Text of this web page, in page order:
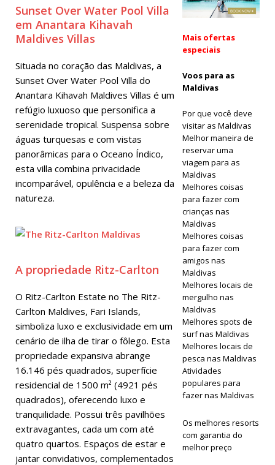
novembro
2026: Sol,
Economia e
Inesquecívei
s
OFERTAS
de 2025 ]
Maldives
apresenta
Villas Deluxe
com Piscina
Oceânica
renovadas
HOTÉIS E
Sunset Over Water Pool Villa
em Anantara Kihavah
Maldives Villas
Situada no coração das Maldivas, a
Sunset Over Water Pool Villa do
Anantara Kihavah Maldives Villas é um
refúgio luxuoso que personifica a
serenidade tropical. Suspensa sobre
águas turquesas e com vistas
panorâmicas para o Oceano Índico,
esta villa combina privacidade
incomparável, opulência e a beleza da
natureza.
A propriedade Ritz-Carlton
O Ritz-Carlton Estate no The Ritz-
Carlton Maldives, Fari Islands,
simboliza luxo e exclusividade em um
cenário de ilha de tirar o fôlego. Esta
propriedade expansiva abrange
16.146 pés quadrados, superfície
residencial de 1500 m² (4921 pés
quadrados), oferecendo luxo e
tranquilidade. Possui três pavilhões
extravagantes, cada um com até
quatro quartos. Espaços de estar e
jantar convidativos, complementados
Mais ofertas
especiais
Voos para as
Maldivas
Por que você deve
visitar as Maldivas
Melhor maneira de
reservar uma
viagem para as
Maldivas
Melhores coisas
para fazer com
crianças nas
Maldivas
Melhores coisas
para fazer com
amigos nas
Maldivas
Melhores locais de
mergulho nas
Maldivas
Melhores spots de
surf nas Maldivas
Melhores locais de
pesca nas Maldivas
Atividades
populares para
fazer nas Maldivas
Os melhores resorts
com garantia do
melhor preço